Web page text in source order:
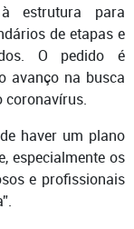
estrutura para
de etapas e
O pedido é
avanço na busca
coronavírus.
haver um plano
especialmente os
e profissionais